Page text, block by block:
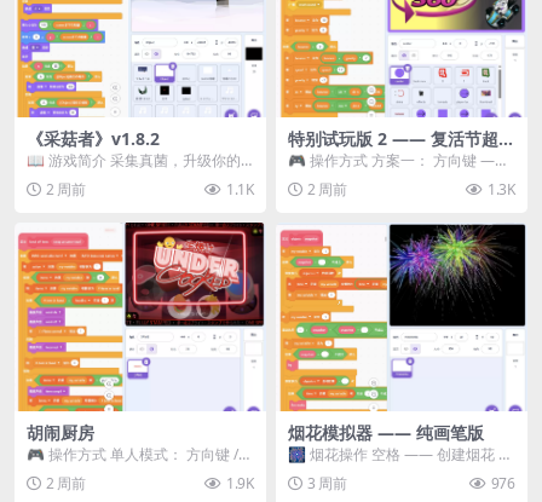
《采菇者》v1.8.2
📖 游戏简介 采集真菌，升级你的
机体，并前往未知领域探索。 这是
一款静谧的探索冒...
2 周前 1.1K
特别试玩版 2 —— 复活节超级
卡丁车赛
🎮 操作方式 方案一： 方向键 ——
移动 Z —— 跳跃 / 漂移 方案二： ...
2 周前 1.3K
胡闹厨房
🎮 操作方式 单人模式： 方向键 /
WASD —— 移动 Z / K —— 抓...
2 周前 1.9K
烟花模拟器 —— 纯画笔版
🎆 烟花操作 空格 —— 创建烟花 1
~ 3 —— 切换烟花类型 普通烟花
嘶...3 周前 976